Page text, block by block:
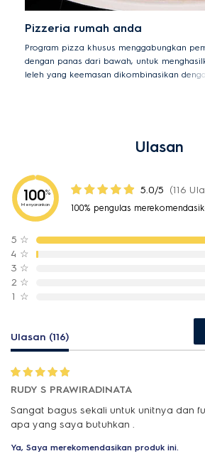
Pizzeria rumah anda
Program pizza khusus menggabungkan
dengan panas dari bawah, untuk
leleh yang keemasan dikombinasikan
Ulasan
100%
Menyarankan
5.0/5 (116
100% pengulas
5 ☆
4 ☆
3 ☆
2 ☆
1 ☆
Ulasan (116)
RUDY S PRAWIRADINATA
Sangat bagus sekali untuk unitnya dan
apa yang saya butuhkan .
Ya, Saya merekomendasikan produk ini.